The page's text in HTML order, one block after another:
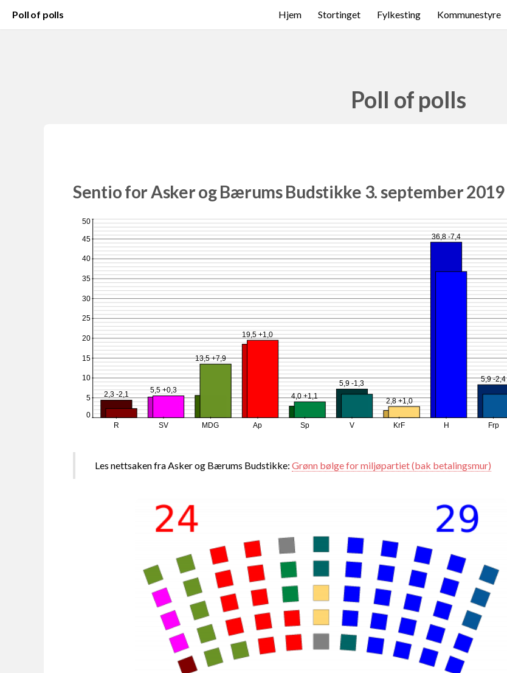
Poll of polls Hjem Stortinget Fylkesting Kommunestyre
Poll of polls
Sentio for Asker og Bærums Budstikke 3. september 2019
2,3 -2,1
5,5 +0,3
13,5 +7,9
19,5 +1,0
4,0 +1,1
5,9 -1,3
2,8 +1,0
36,8 -7,4
5,9 -2,4
R SV MDG Ap Sp V KrF H Frp
0
5
10
15
20
25
30
35
40
45
50
Les nettsaken fra Asker og Bærums Budstikke: Grønn bølge for miljøpartiet (bak betalingsmur)